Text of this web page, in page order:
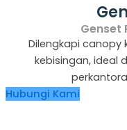
Genset
Dilengkapi canopy
kebisingan, ideal
Hubungi Kami